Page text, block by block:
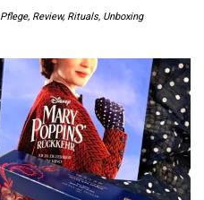
Pflege, Review, Rituals, Unboxing